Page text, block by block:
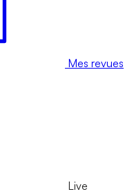
Mes revues
Live